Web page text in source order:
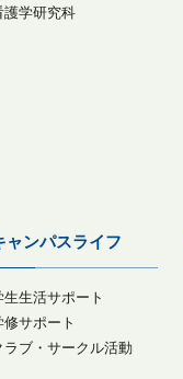
護学研究科
ャンパスライフ
生生活サポート
修サポート
ラブ・サークル活動